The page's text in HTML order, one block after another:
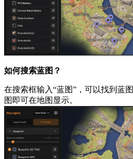
如何搜索蓝图？
在搜索框输入“蓝图”，可以找到蓝
图即可在地图显示。